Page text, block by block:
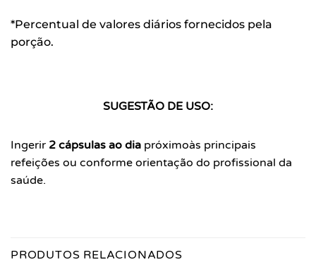
*Percentual de valores diários fornecidos pela
porção.
SUGESTÃO DE USO:
Ingerir 2 cápsulas ao dia próximoàs principais
refeições ou conforme orientação do profissional da
saúde.
PRODUTOS RELACIONADOS